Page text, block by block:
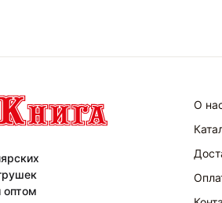
оптом
О